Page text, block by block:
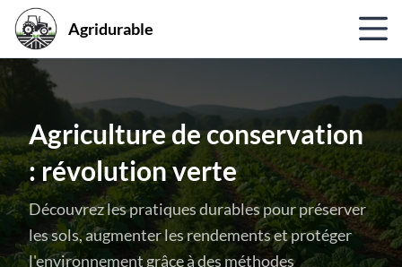
Agridurable
Agriculture de conservation
: révolution verte
Découvrez les pratiques durables pour préserver
les sols, augmenter les rendements et protéger
l'environnement grâce à des méthodes